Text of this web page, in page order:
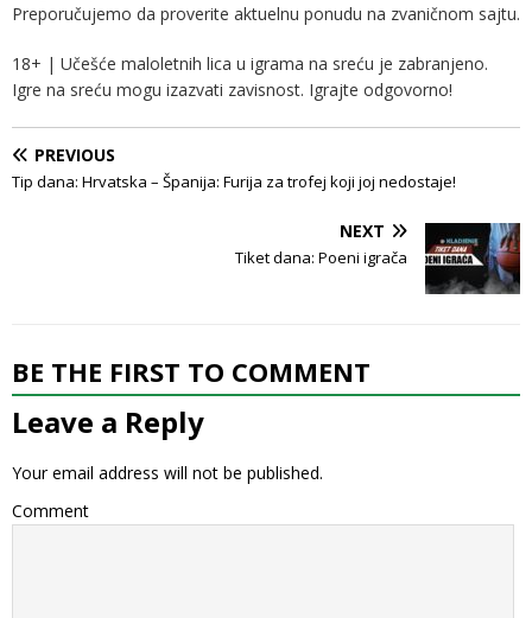
Preporučujemo da proverite aktuelnu ponudu na zvaničnom sajtu.
18+ | Učešće maloletnih lica u igrama na sreću je zabranjeno.
Igre na sreću mogu izazvati zavisnost. Igrajte odgovorno!
PREVIOUS
Tip dana: Hrvatska – Španija: Furija za trofej koji joj nedostaje!
NEXT
Tiket dana: Poeni igrača
BE THE FIRST TO COMMENT
Leave a Reply
Your email address will not be published.
Comment